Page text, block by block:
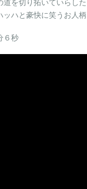
道を切り拓いていらし
ッハと豪快に笑うお人
秒